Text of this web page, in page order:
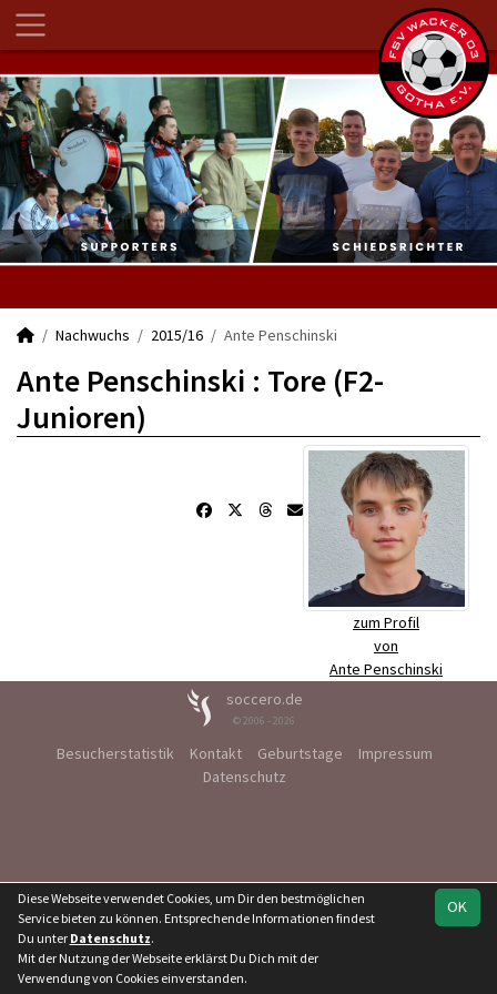
Nachwuchs 2015/16 Ante Penschinski
Ante Penschinski : Tore (F2-
Junioren)
zum Profil
von
Ante Penschinski
soccero.de
© 2006 - 2026
Besucherstatistik Kontakt Geburtstage
Impressum
Datenschutz
OK
Diese Webseite verwendet Cookies, um Dir den bestmöglichen
Service bieten zu können. Entsprechende Informationen findest
Du unter Datenschutz.
Mit der Nutzung der Webseite erklärst Du Dich mit der
Verwendung von Cookies einverstanden.